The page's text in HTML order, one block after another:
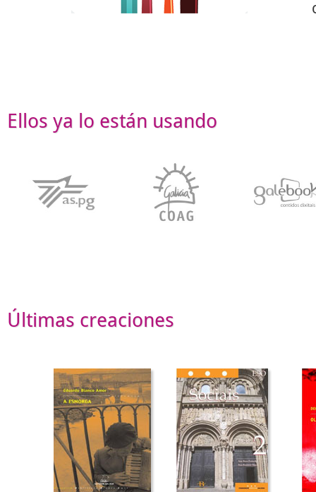
Ellos ya lo están usando
Últimas creaciones